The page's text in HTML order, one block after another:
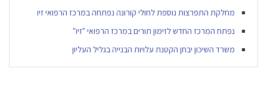
מחלקת התפרצות נוספת לחולי קורונה נפתחה במרכז הרפואי זיו
נפתח המרכז החדש לזימון תורים במרכז הרפואי "זיו"
משרד השיכון יבחן הקטנת עלויות הבנייה בגליל העליון